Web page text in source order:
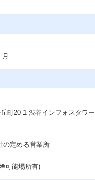
町20-1 渋谷インフォスタワ
の定める営業所
可能場所有)